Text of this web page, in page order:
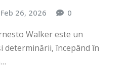
Feb 26, 2026 0
Walker este un
determinării, începând în